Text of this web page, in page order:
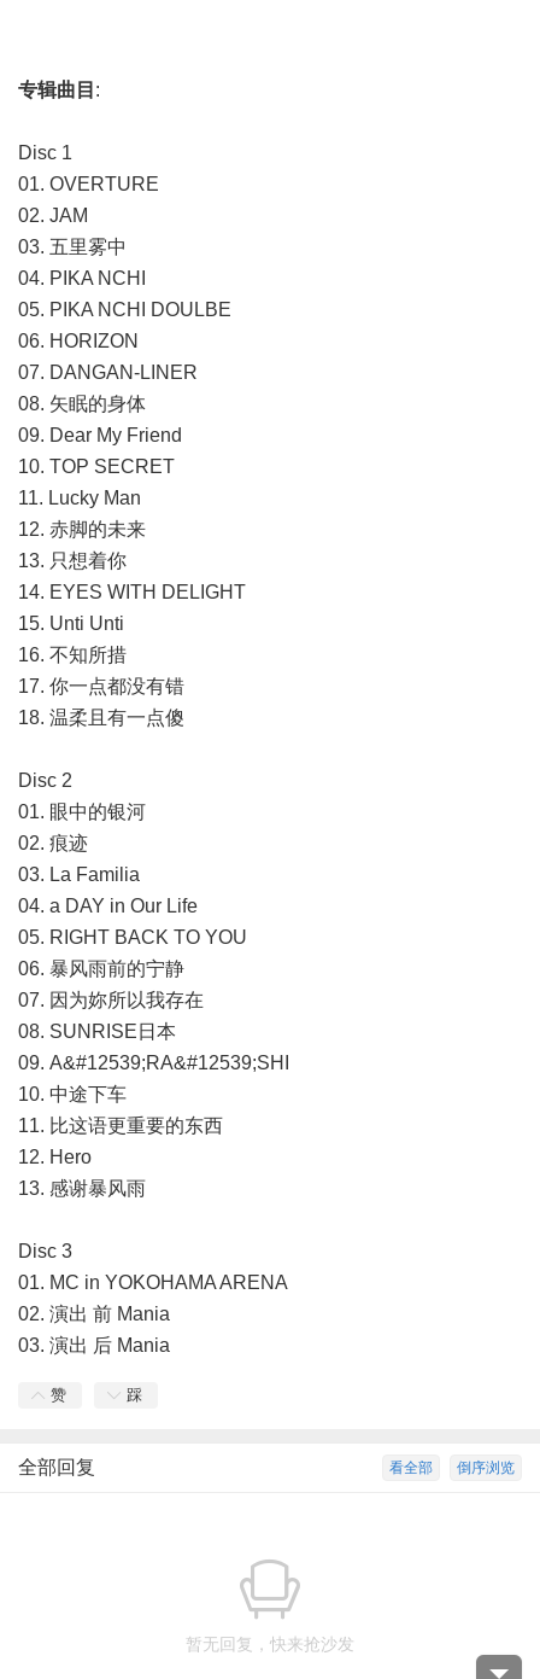
专辑曲目 :
Disc 1
01. OVERTURE
02. JAM
03. 五里雾中
04. PIKA NCHI
05. PIKA NCHI DOULBE
06. HORIZON
07. DANGAN-LINER
08. 矢眠的身体
09. Dear My Friend
10. TOP SECRET
11. Lucky Man
12. 赤脚的未来
13. 只想着你
14. EYES WITH DELIGHT
15. Unti Unti
16. 不知所措
17. 你一点都没有错
18. 温柔且有一点傻
Disc 2
01. 眼中的银河
02. 痕迹
03. La Familia
04. a DAY in Our Life
05. RIGHT BACK TO YOU
06. 暴风雨前的宁静
07. 因为妳所以我存在
08. SUNRISE日本
09. A&#12539;RA&#12539;SHI
10. 中途下车
11. 比这语更重要的东西
12. Hero
13. 感谢暴风雨
Disc 3
01. MC in YOKOHAMA ARENA
02. 演出 前 Mania
03. 演出 后 Mania
赞 踩
倒序浏览
看全部
全部回复
暂无回复，快来抢沙发